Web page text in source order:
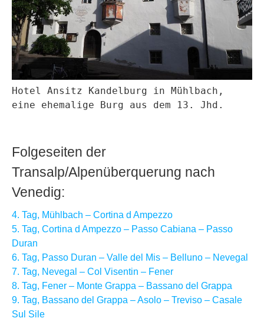
Hotel Ansitz Kandelburg in Mühlbach,
eine ehemalige Burg aus dem 13. Jhd.
Folgeseiten der
Transalp/Alpenüberquerung nach
Venedig:
4. Tag, Mühlbach – Cortina d Ampezzo
5. Tag, Cortina d Ampezzo – Passo Cabiana – Passo
Duran
6. Tag, Passo Duran – Valle del Mis – Belluno – Nevegal
7. Tag, Nevegal – Col Visentin – Fener
8. Tag, Fener – Monte Grappa – Bassano del Grappa
9. Tag, Bassano del Grappa – Asolo – Treviso – Casale
Sul Sile